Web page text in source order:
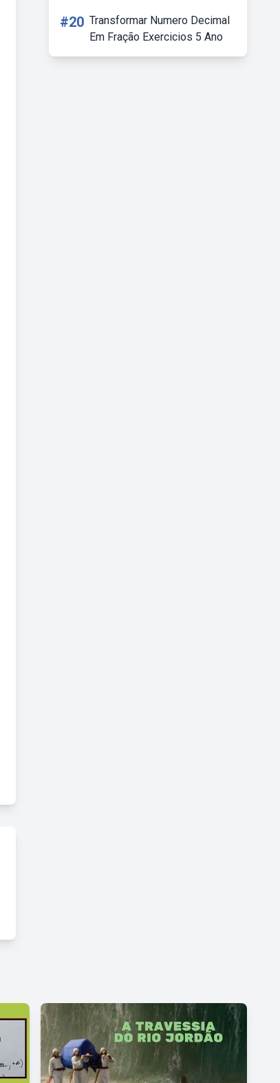
#20 Transformar Numero Decimal
Em Fração Exercicios 5 Ano